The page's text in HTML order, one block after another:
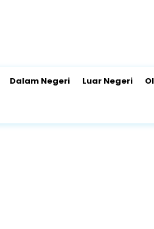
Dalam Negeri Luar Negeri